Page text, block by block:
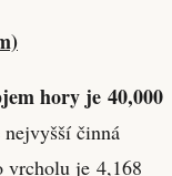
hory je 40,000
činná
vrcholu je 4,168